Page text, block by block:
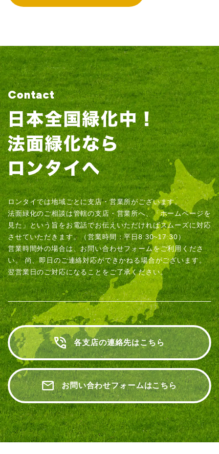
Contact
ロンタイでは地域ごとに支店・営業所がございます。
法面緑化のご相談は管轄の支店・営業所へ、「ホームページを
見た」という旨をお電話でお伝えいただければスムーズに対応
させていただきます。（営業時間：平日8:30~17:30）
営業時間外の場合は、お問い合わせフォームをご利用くださ
い。尚、即日のご連絡対応ができかねる場合がございます。
翌営業日のご対応になることをご了承ください。
各支店の連絡先はこちら
お問い合わせフォームはこちら